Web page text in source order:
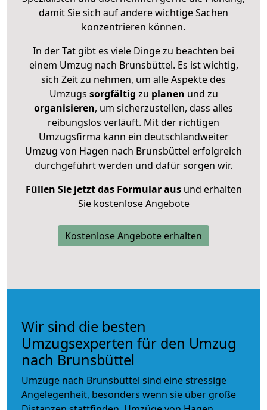
damit Sie sich auf andere wichtige Sachen
konzentrieren können.
In der Tat gibt es viele Dinge zu beachten bei
einem Umzug nach Brunsbüttel. Es ist wichtig,
sich Zeit zu nehmen, um alle Aspekte des
Umzugs sorgfältig zu planen und zu
organisieren, um sicherzustellen, dass alles
reibungslos verläuft. Mit der richtigen
Umzugsfirma kann ein deutschlandweiter
Umzug von Hagen nach Brunsbüttel erfolgreich
durchgeführt werden und dafür sorgen wir.
Füllen Sie jetzt das Formular ausund erhalten
Sie kostenlose Angebote
Kostenlose Angebote erhalten
Wir sind die besten
Umzugsexperten für den Umzug
nach Brunsbüttel
Umzüge nach Brunsbüttel sind eine stressige
Angelegenheit, besonders wenn sie über große